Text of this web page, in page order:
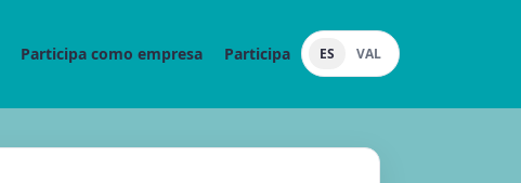
Participa como empresa Participa ES VAL